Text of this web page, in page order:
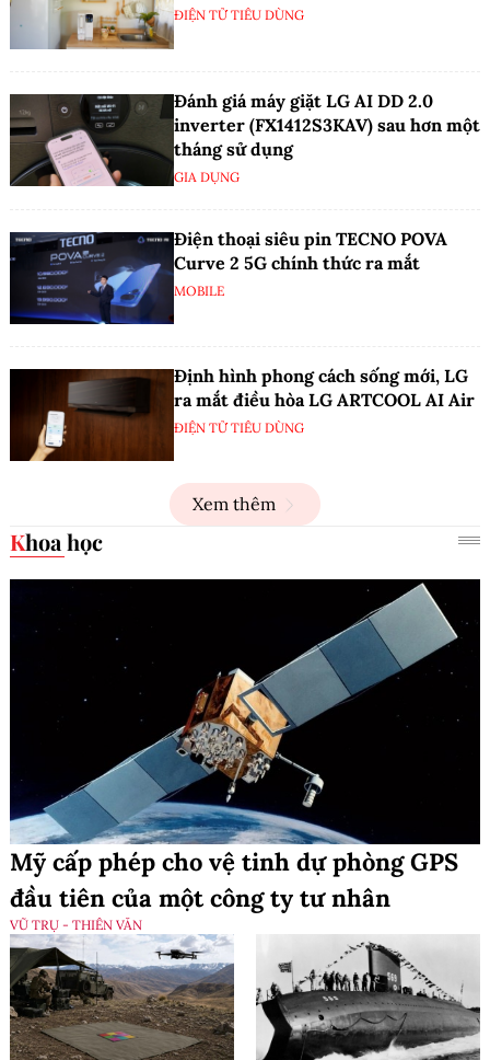
ĐIỆN TỬ TIÊU DÙNG
Đánh giá máy giặt LG AI DD 2.0
inverter (FX1412S3KAV) sau hơn một
tháng sử dụng
GIA DỤNG
Điện thoại siêu pin TECNO POVA
Curve 2 5G chính thức ra mắt
MOBILE
Định hình phong cách sống mới, LG
ra mắt điều hòa LG ARTCOOL AI Air
ĐIỆN TỬ TIÊU DÙNG
Xem thêm
Khoa học
Mỹ cấp phép cho vệ tinh dự phòng GPS
đầu tiên của một công ty tư nhân
VŨ TRỤ - THIÊN VĂN